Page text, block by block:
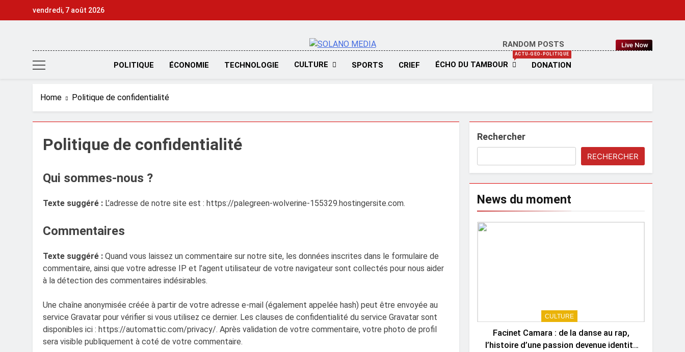
vendredi, 7 août 2026
SOLANO MEDIA
RANDOM POSTS Live Now
POLITIQUE ÉCONOMIE TECHNOLOGIE CULTURE SPORTS CRIEF ÉCHO DU TAMBOUR
ACTU-GEO-POLITIQUE
DONATION
Home Politique de confidentialité
Politique de confidentialité
Qui sommes-nous ?
Texte suggéré : L’adresse de notre site est : https://palegreen-wolverine-155329.hostingersite.com.
Commentaires
Texte suggéré : Quand vous laissez un commentaire sur notre site, les données inscrites dans le formulaire de
commentaire, ainsi que votre adresse IP et l’agent utilisateur de votre navigateur sont collectés pour nous aider
à la détection des commentaires indésirables.
Une chaîne anonymisée créée à partir de votre adresse e-mail (également appelée hash) peut être envoyée au
service Gravatar pour vérifier si vous utilisez ce dernier. Les clauses de confidentialité du service Gravatar sont
disponibles ici : https://automattic.com/privacy/. Après validation de votre commentaire, votre photo de profil
sera visible publiquement à coté de votre commentaire.
Rechercher
RECHERCHER
News du moment
CULTURE
Facinet Camara : de la danse au rap,
l’histoire d’une passion devenue identité